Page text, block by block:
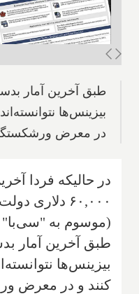
طبق آخرین آمار
بیزینس‌ها
در معرض
در حالیکه فردا
۶۰,۰۰۰ دلاری
(موسوم به
طبق آخرین آمار
بیزینس‌ها
کنند و در معرض